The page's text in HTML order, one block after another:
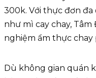
300k. Với thực đơn
như mì cay chay,
nghiệm ẩm thực
Dù không gian quán